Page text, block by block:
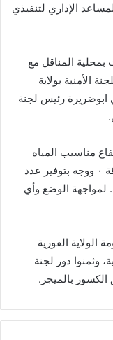
الإداري لتنفيذي
المناقل مع
الأمنية بولاية
ابوضريرة رئيس لجنة
مناسيب المياه
بميجر الشوال التي سجلت ارقاما غير مسبوقة ٠ ووجه بتوفير عدد
لمواجهة الوضع وأي
الولاية الفورية
وثمنوا دور لجنة
الكسور بالميجر.